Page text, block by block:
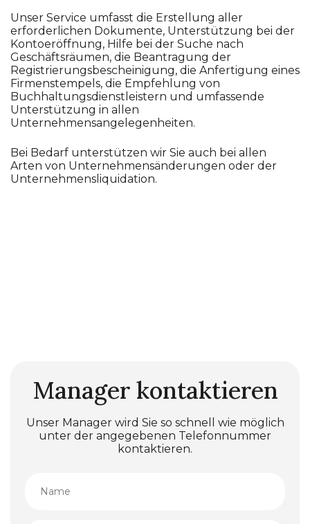
Unser Service umfasst die Erstellung aller
erforderlichen Dokumente, Unterstützung bei der
Kontoeröffnung, Hilfe bei der Suche nach
Geschäftsräumen, die Beantragung der
Registrierungsbescheinigung, die Anfertigung eines
Firmenstempels, die Empfehlung von
Buchhaltungsdienstleistern und umfassende
Unterstützung in allen
Unternehmensangelegenheiten.
Bei Bedarf unterstützen wir Sie auch bei allen
Arten von Unternehmensänderungen oder der
Unternehmensliquidation.
Manager kontaktieren
Unser Manager wird Sie so schnell wie möglich
unter der angegebenen Telefonnummer
kontaktieren.